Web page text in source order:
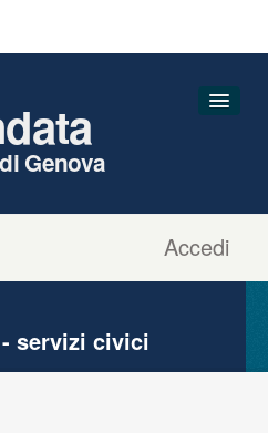
Accedi
Genova
servizi civici